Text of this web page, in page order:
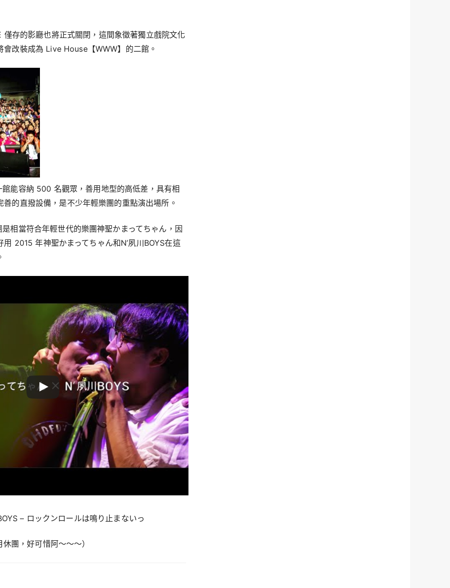
存的影廳也將正式關閉，這間象徵著獨立戲院文化
會改裝成為 Live House【WWW】的二館。
能容納 500 名觀眾，善用地型的高低差，具有相
的直撥設備，是不少年輕樂團的重點演出場所。
是相當符合年輕世代的樂團神聖かまってちゃん，因
2015 年神聖かまってちゃん和N’夙川BOYS在這
– ロックンロールは鳴り止まないっ
休團，好可惜阿～～～）